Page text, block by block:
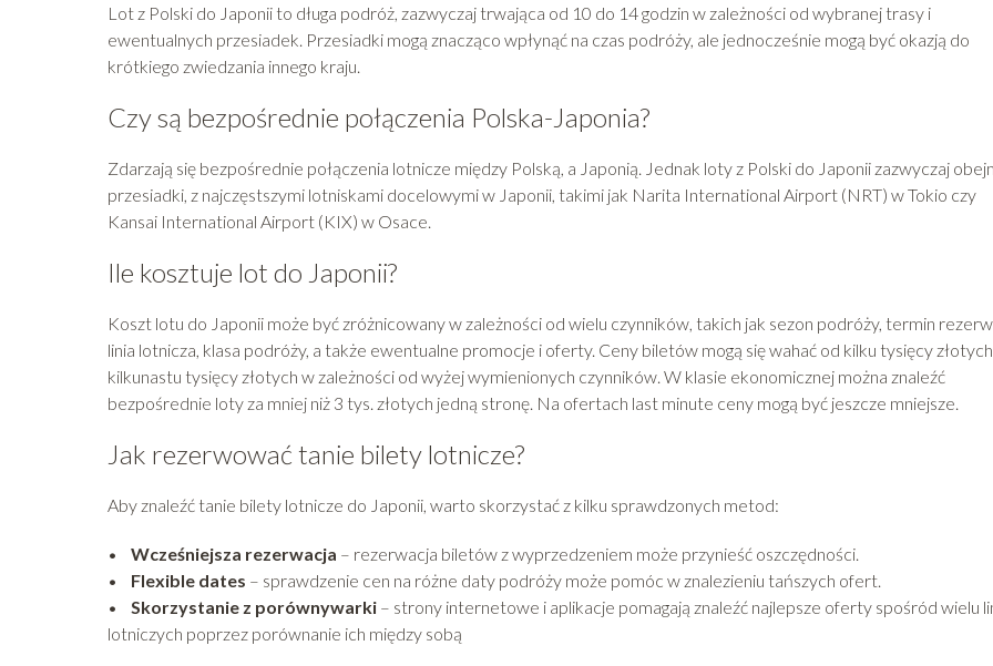
Lot z Polski do Japonii to długa podróż, zazwyczaj trwająca od 10 do 14 godzin w zależności od wybranej trasy i
ewentualnych przesiadek. Przesiadki mogą znacząco wpłynąć na czas podróży, ale jednocześnie mogą być okazją do
krótkiego zwiedzania innego kraju.
Czy są bezpośrednie połączenia Polska-Japonia?
Zdarzają się bezpośrednie połączenia lotnicze między Polską, a Japonią. Jednak loty z Polski do Japonii zazwyczaj
przesiadki, z najczęstszymi lotniskami docelowymi w Japonii, takimi jak Narita International Airport (NRT) w Tokio czy
Kansai International Airport (KIX) w Osace.
Ile kosztuje lot do Japonii?
Koszt lotu do Japonii może być zróżnicowany w zależności od wielu czynników, takich jak sezon podróży, termin
linia lotnicza, klasa podróży, a także ewentualne promocje i oferty. Ceny biletów mogą się wahać od kilku tysięcy
kilkunastu tysięcy złotych w zależności od wyżej wymienionych czynników. W klasie ekonomicznej można znaleźć
bezpośrednie loty za mniej niż 3 tys. złotych jedną stronę. Na ofertach last minute ceny mogą być jeszcze mniejsze.
Jak rezerwować tanie bilety lotnicze?
Aby znaleźć tanie bilety lotnicze do Japonii, warto skorzystać z kilku sprawdzonych metod:
• Wcześniejsza rezerwacja – rezerwacja biletów z wyprzedzeniem może przynieść oszczędności.
• Flexible dates – sprawdzenie cen na różne daty podróży może pomóc w znalezieniu tańszych ofert.
•
Skorzystanie z porównywarki – strony internetowe i aplikacje pomagają znaleźć najlepsze oferty spośród wielu
lotniczych poprzez porównanie ich między sobą